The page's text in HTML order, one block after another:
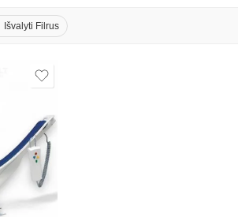
Išvalyti Filrus